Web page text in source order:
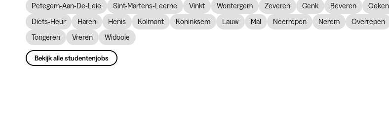
Petegem-Aan-De-Leie
Sint-Martens-Leerne Vinkt Wontergem Zeveren Genk Beveren
Diets-Heur
Haren Henis Kolmont Koninksem Lauw Mal Neerrepen Nerem Overrepen
Tongeren
Vreren Widooie
Bekijk alle studentenjobs